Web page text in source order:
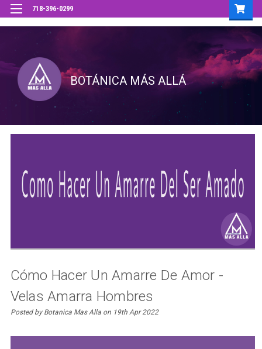
718-396-0299
Cómo Hacer Un Amarre De Amor -
Velas Amarra Hombres
Posted by Botanica Mas Alla on 19th Apr 2022